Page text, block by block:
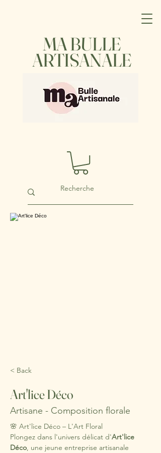
MA BULLE
ARTISANALE
< Back
Art'lice Déco
Artisane - Composition florale
🌸 Art'lice Déco – L'Art Floral
Plongez dans l'univers délicat d'Art'lice
Déco, une jeune entreprise artisanale